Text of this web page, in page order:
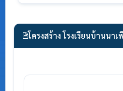
โครงสร้าง โรงเรียนบ้านนา